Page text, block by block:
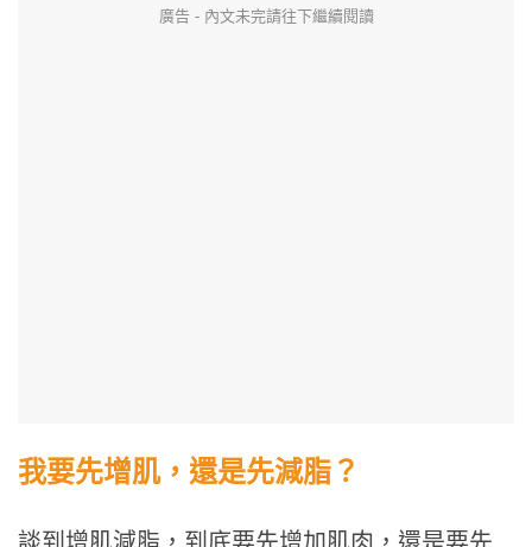
廣告 - 內文未完請往下繼續閱讀
我要先增肌，還是先減脂？